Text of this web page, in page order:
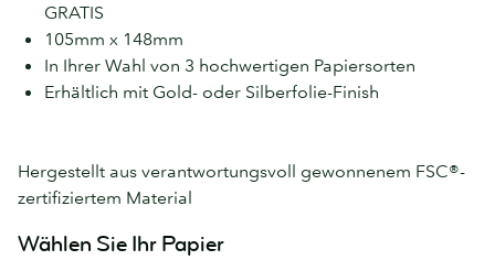
GRATIS
105mm x 148mm
In Ihrer Wahl von 3 hochwertigen Papiersorten
Erhältlich mit Gold- oder Silberfolie-Finish
Hergestellt aus verantwortungsvoll gewonnenem FSC®-
zertifiziertem Material
Wählen Sie Ihr Papier